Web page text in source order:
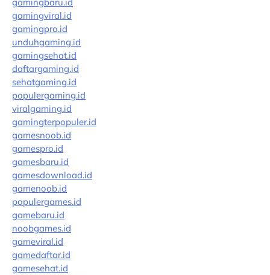
gamingviral.id
gamingpro.id
unduhgaming.id
gamingsehat.id
daftargaming.id
sehatgaming.id
populergaming.id
viralgaming.id
gamingterpopuler.id
gamesnoob.id
gamespro.id
gamesbaru.id
gamesdownload.id
gamenoob.id
populergames.id
gamebaru.id
noobgames.id
gameviral.id
gamedaftar.id
gamesehat.id